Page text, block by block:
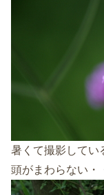
暑くて撮影してい
頭がまわらない・